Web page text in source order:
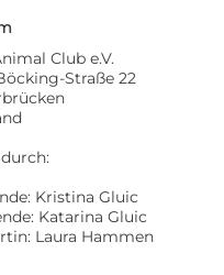
Club e.V.
Straße 22
Kristina Gluic
Katarina Gluic
Laura Hammen